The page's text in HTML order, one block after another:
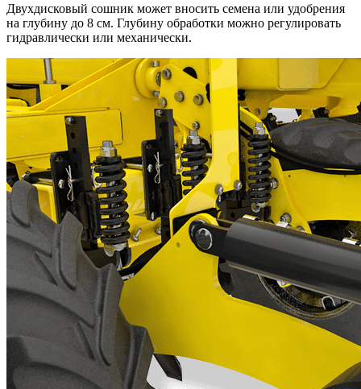
Двухдисковый сошник может вносить семена или удобрения
на глубину до 8 см. Глубину обработки можно регулировать
гидравлически или механически.